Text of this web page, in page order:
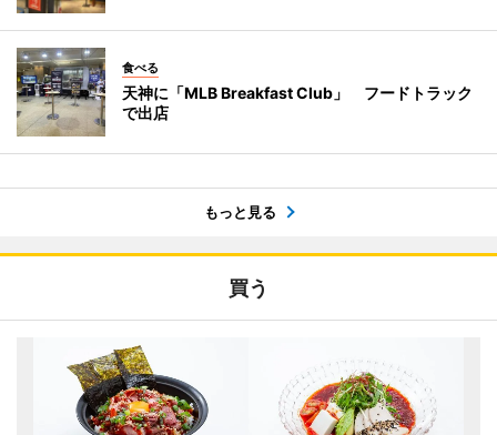
食べる
天神に「MLB Breakfast Club」 フードトラック
で出店
もっと見る
買う